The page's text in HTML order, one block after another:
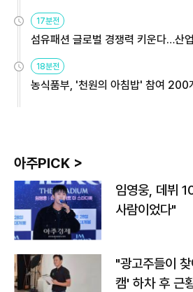
17분전
섬유패션 글로벌 경쟁력 키운다…산
18분전
농식품부, '천원의 아침밥' 참여 200
아주PICK >
임영웅, 데뷔
사람이었다"
"광고주들이
캠' 하차 후 근